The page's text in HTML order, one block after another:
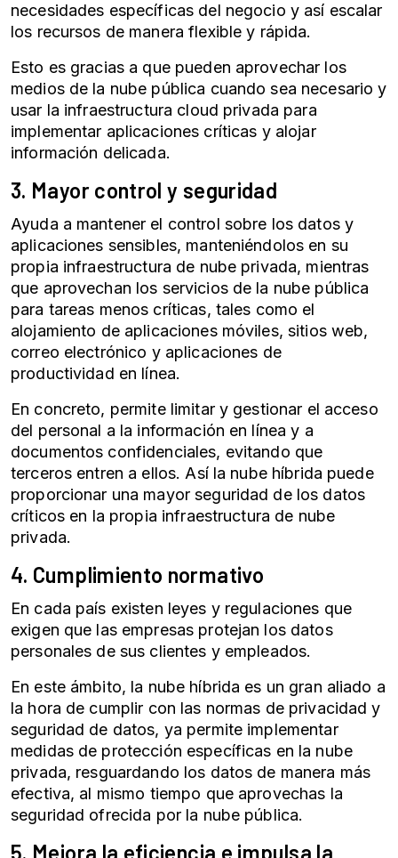
necesidades específicas del negocio y así escalar
los recursos de manera flexible y rápida.
Esto es gracias a que pueden aprovechar los
medios de la nube pública cuando sea necesario y
usar la infraestructura cloud privada para
implementar aplicaciones críticas y alojar
información delicada.
3. Mayor control y seguridad
Ayuda a mantener el control sobre los datos y
aplicaciones sensibles, manteniéndolos en su
propia infraestructura de nube privada, mientras
que aprovechan los servicios de la nube pública
para tareas menos críticas, tales como el
alojamiento de aplicaciones móviles, sitios web,
correo electrónico y aplicaciones de
productividad en línea.
En concreto, permite limitar y gestionar el acceso
del personal a la información en línea y a
documentos confidenciales, evitando que
terceros entren a ellos. Así la nube híbrida puede
proporcionar una mayor seguridad de los datos
críticos en la propia infraestructura de nube
privada.
4. Cumplimiento normativo
En cada país existen leyes y regulaciones que
exigen que las empresas protejan los datos
personales de sus clientes y empleados.
En este ámbito, la nube híbrida es un gran aliado a
la hora de cumplir con las normas de privacidad y
seguridad de datos, ya permite implementar
medidas de protección específicas en la nube
privada, resguardando los datos de manera más
efectiva, al mismo tiempo que aprovechas la
seguridad ofrecida por la nube pública.
5. Mejora la eficiencia e impulsa la